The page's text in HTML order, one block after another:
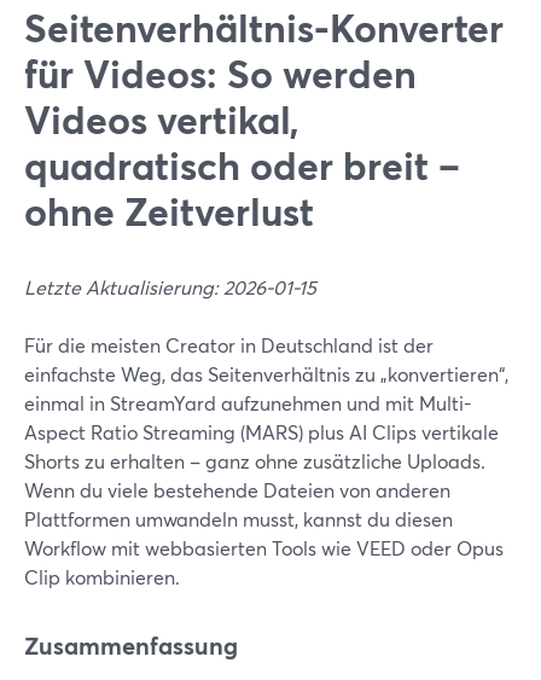
Seitenverhältnis-Konverter
für Videos: So werden
Videos vertikal,
quadratisch oder breit –
ohne Zeitverlust
Letzte Aktualisierung: 2026-01-15
Für die meisten Creator in Deutschland ist der
einfachste Weg, das Seitenverhältnis zu „konvertieren“,
einmal in StreamYard aufzunehmen und mit Multi-
Aspect Ratio Streaming (MARS) plus AI Clips vertikale
Shorts zu erhalten – ganz ohne zusätzliche Uploads.
Wenn du viele bestehende Dateien von anderen
Plattformen umwandeln musst, kannst du diesen
Workflow mit webbasierten Tools wie VEED oder Opus
Clip kombinieren.
Zusammenfassung